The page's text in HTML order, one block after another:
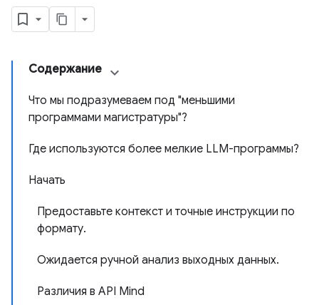
Содержание
Что мы подразумеваем под "меньшими
программами магистратуры"?
Где используются более мелкие LLM-программы?
Начать
Предоставьте контекст и точные инструкции по
формату.
Ожидается ручной анализ выходных данных.
Различия в API Mind